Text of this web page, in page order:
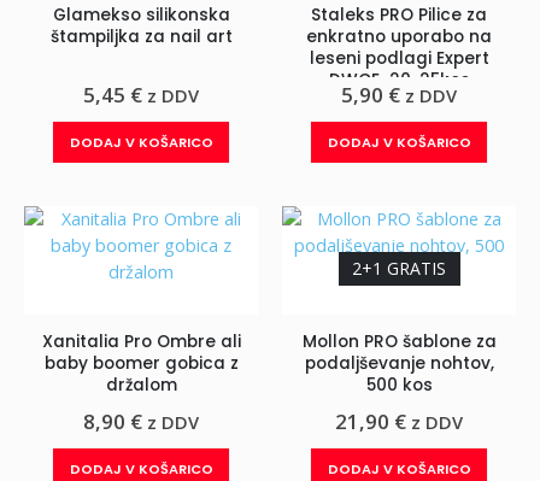
na
strani
izdelka
Glamekso silikonska
štampiljka za nail art
5,45 € z DDV
DODAJ V KOŠARICO
Staleks PRO Pilice za
enkratno uporabo na
leseni podlagi Expert
DWCE-20, 25kos
5,90 € z DDV
DODAJ V KOŠARICO
Xanitalia Pro Ombre ali
baby boomer gobica z
držalom
8,90 € z DDV
DODAJ V KOŠARICO
2+1 GRATIS
Mollon PRO šablone za
podaljševanje nohtov,
500 kos
21,90 € z DDV
DODAJ V KOŠARICO